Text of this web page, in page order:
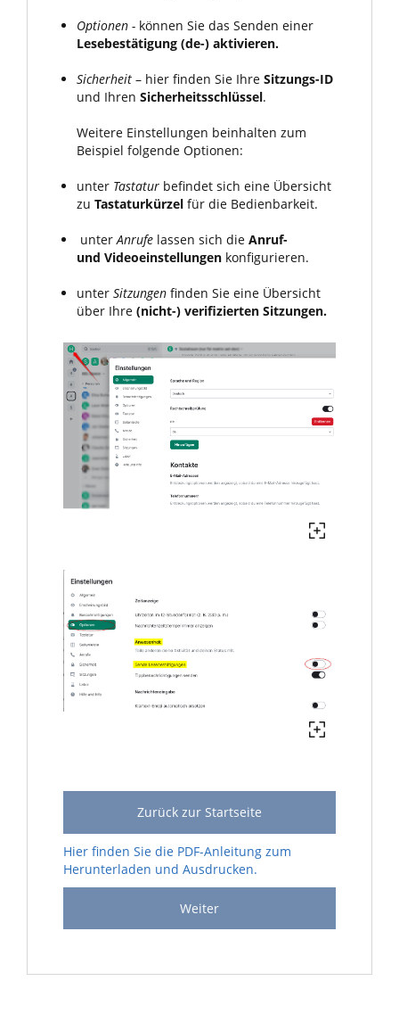
Optionen - können Sie das Senden einer
Lesebestätigung (de-) aktivieren.
Sicherheit – hier finden Sie Ihre Sitzungs-ID
und Ihren Sicherheitsschlüssel.
Weitere Einstellungen beinhalten zum
Beispiel folgende Optionen:
unter Tastatur befindet sich eine Übersicht
zu Tastaturkürzel für die Bedienbarkeit.
unterAnrufe lassen sich die Anruf-
und Videoeinstellungen konfigurieren.
unter Sitzungen finden Sie eine Übersicht
über Ihre (nicht-) verifizierten Sitzungen.
Zurück zur Startseite
Hier finden Sie die PDF-Anleitung zum
Herunterladen und Ausdrucken.
Weiter